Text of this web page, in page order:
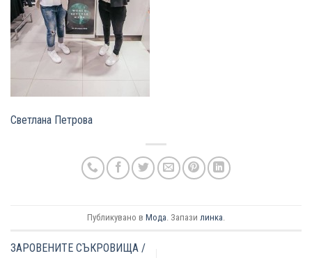
Светлана Петрова
Публикувано в Мода . Запази линка
ЗАРОВЕНИТЕ СЪКРОВИЩА /